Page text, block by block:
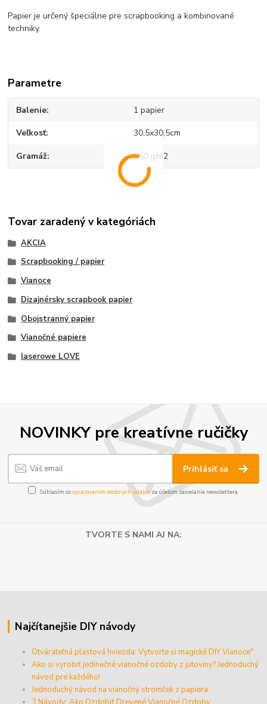
Papier je určený špeciálne pre scrapbooking a kombinované
techniky.
Parametre
Balenie 1 papier
Veľkosť 30,5x30,5cm
Gramáž 250 g/m2
Tovar zaradený v kategóriách
AKCIA
Scrapbooking / papier
Vianoce
Dizajnérsky scrapbook papier
Obojstranný papier
Vianočné papiere
laserowe LOVE
NOVINKY pre kreatívne ručičky
Prihlásiť sa
Súhlasím sospracovaním osobných údajov za účelom zasielania newslettera.
TVORTE S NAMI AJ NA:
Najčítanejšie DIY návody
Otvárateľná plastová hviezda: Vytvorte si magické DIY Vianoce"
Ako si vyrobiť jedinečné vianočné ozdoby z jutoviny? Jednoduchý
návod pre každého!
Jednoduchý návod na vianočný stromček z papiera